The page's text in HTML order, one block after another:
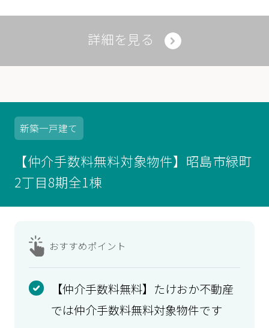
詳細を見る
新築一戸建て
【仲介手数料無料対象物件】昭島市緑町
2丁目8期全1棟
おすすめポイント
【仲介手数料無料】たけおか不動産
では仲介手数料無料対象物件です